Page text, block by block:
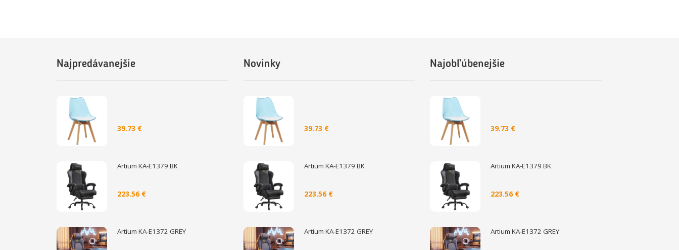
Najpredávanejšie
39.73 €
Artium KA-E1379 BK
223.56 €
Artium KA-E1372 GREY
Novinky
39.73 €
Artium KA-E1379 BK
223.56 €
Artium KA-E1372 GREY
Najobľúbenejšie
39.73 €
Artium KA-E1379 BK
223.56 €
Artium KA-E1372 GREY